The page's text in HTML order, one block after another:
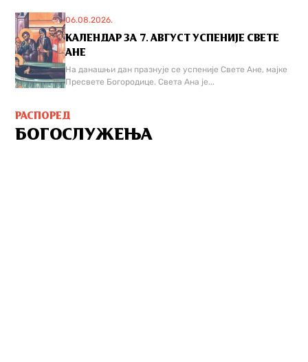
06.08.2026.
КАЛЕНДАР ЗА 7. АВГУСТ УСПЕНИЈЕ СВЕТЕ
АНЕ
На данашњи дан празнује се успеније Свете Ане, мајке
Пресвете Богородице. Света Ана је...
РАСПОРЕД
БОГОСЛУЖЕЊА